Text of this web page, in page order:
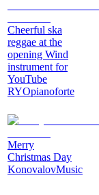
Cheerful ska
reggae at the
opening Wind
instrument for
YouTube
RYOpianoforte
Merry
Christmas Day
KonovalovMusic